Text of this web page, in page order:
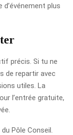
d’événement plus
précis. Si tu ne
de repartir avec
utiles. La
l’entrée gratuite,
Pôle Conseil.